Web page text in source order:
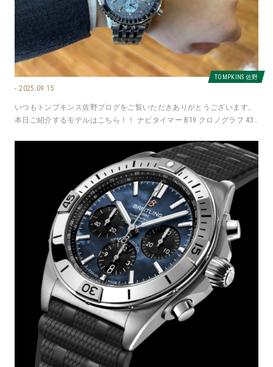
TOMPKINS 佐野
2025.09.15
いつもトンプキンス佐野ブログをご覧いただきありがとうございます。
本日ご紹介するモデルはこちら！！ ナビタイマー B19 クロノグラフ 43